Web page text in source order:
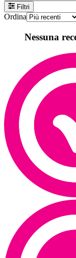
Filtri
Ordina
Nessuna